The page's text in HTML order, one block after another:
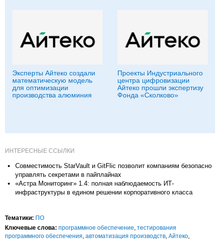
Эксперты Айтеко создали
математическую модель
для оптимизации
производства алюминия
Проекты Индустриального
центра цифровизации
Айтеко прошли экспертизу
Фонда «Сколково»
ИНТЕРЕСНЫЕ ССЫЛКИ
Совместимость StarVault и GitFlic позволит компаниям безопасно
управлять секретами в пайплайнах
«Астра Мониторинг» 1.4: полная наблюдаемость ИТ-
инфраструктуры в едином решении корпоративного класса
Тематики: ПО
Ключевые слова: программное обеспечение, тестирования
программного обеспечения, автоматизация производств, Айтеко,